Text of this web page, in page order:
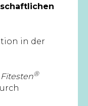
in der
Fitesten®